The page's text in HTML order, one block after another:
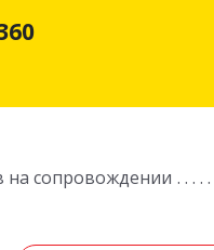
на сопровождении
Дагестан Респ, Дербент